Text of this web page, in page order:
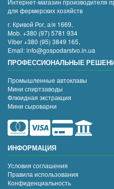
для фермерских хозяйств
г. Кривой Рог, а/я 1669,
Mob. +380 (97) 5781 934
Viber +380 (95) 3849 165,
Email: info@gospodarstvo.in.ua
ПРОФЕССИОНАЛЬНЫЕ
Промышленные автоклавы
Мини спиртзаводы
Флюидная экстракция
Мини сыроварни
ИНФОРМАЦИЯ
Условия соглашения
Правила использования
Конфиденциальность